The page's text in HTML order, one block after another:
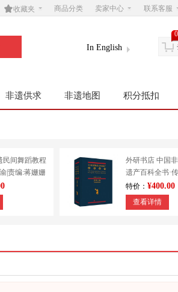
󰄓收藏夹 商品分类 卖家中心 联系客服
In English
0
非遗供求 非遗地图 积分抵扣
民间舞蹈教程
|责编:蒋姗姗
外研书店 中国
遗产百科全书·
骥才 民间文学 其
特价： ¥400.00
查看详情